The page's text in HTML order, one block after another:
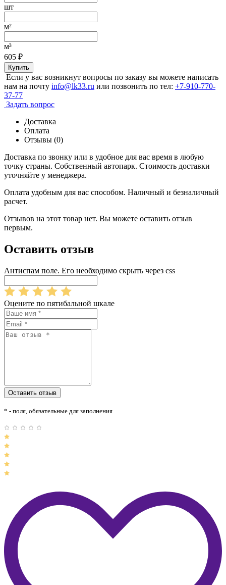
шт
м²
м³
605 ₽
Купить
Если у вас возникнут вопросы по заказу вы можете написать
нам на почту info@lk33.ru или позвонить по тел: +7-910-770-
37-77
Задать вопрос
Доставка
Оплата
Отзывы (0)
Доставка по звонку или в удобное для вас время в любую
точку страны. Собственный автопарк. Стоимость доставки
уточняйте у менеджера.
Оплата удобным для вас способом. Наличный и безналичный
расчет.
Отзывов на этот товар нет. Вы можете оставить отзыв
первым.
Оставить отзыв
Антиспам поле. Его необходимо скрыть через css
Оцените по пятибальной шкале
* - поля, обязательные для заполнения